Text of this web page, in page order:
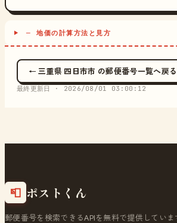
─ 地価の計算方法と見方
← 三重県 四日市市 の郵便番号一覧へ戻る
最終更新日 · 2026/08/01 03:00:12
📮 ポストくん
郵便番号を検索できるAPIを無料で提供していま